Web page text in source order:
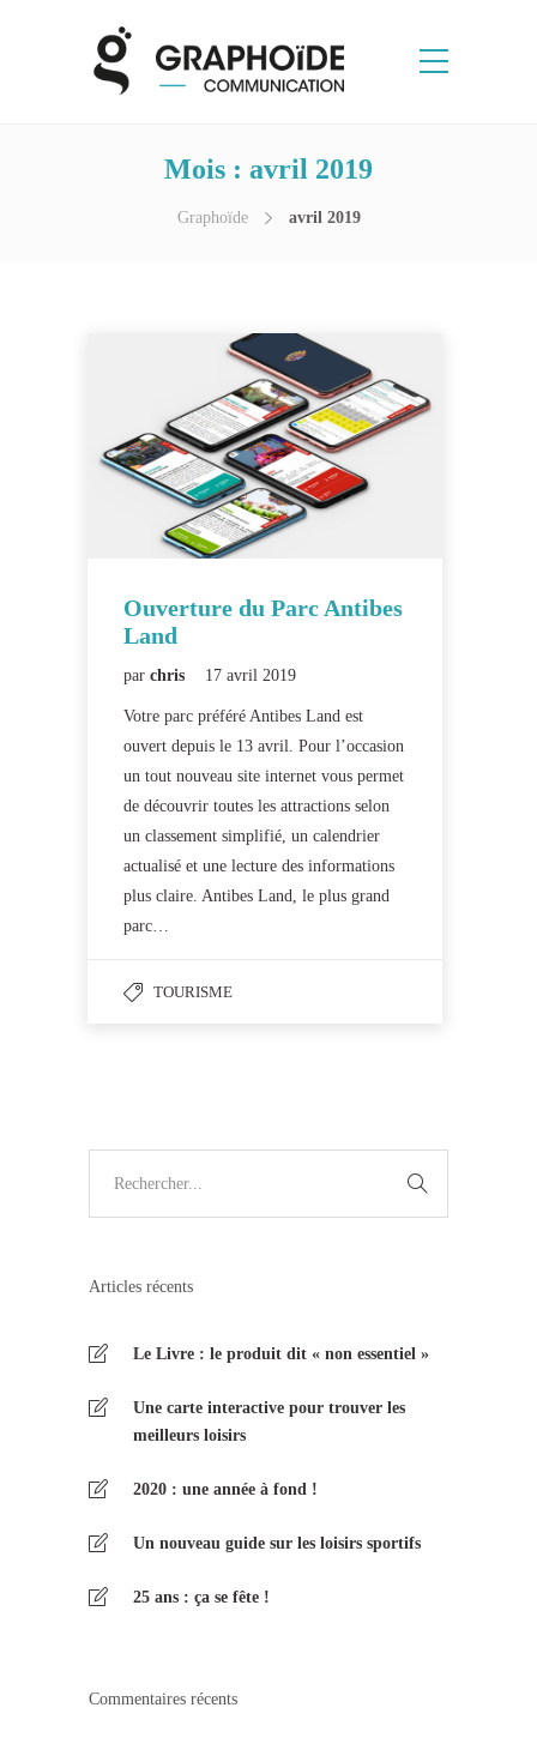
Mois : avril 2019
Graphoïde avril 2019
Ouverture du Parc Antibes
Land
par chris 17 avril 2019
Votre parc préféré Antibes Land est
ouvert depuis le 13 avril. Pour l’occasion
un tout nouveau site internet vous permet
de découvrir toutes les attractions selon
un classement simplifié, un calendrier
actualisé et une lecture des informations
plus claire. Antibes Land, le plus grand
parc…
TOURISME
Articles récents
Le Livre : le produit dit « non essentiel »
Une carte interactive pour trouver les
meilleurs loisirs
2020 : une année à fond !
Un nouveau guide sur les loisirs sportifs
25 ans : ça se fête !
Commentaires récents